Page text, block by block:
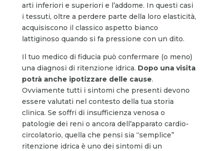
arti inferiori e superiori e l’addome. In questi casi
i tessuti, oltre a perdere parte della loro elasticità,
acquisiscono il classico aspetto bianco
lattiginoso quando si fa pressione con un dito.
Il tuo medico di fiducia può confermare (o meno)
una diagnosi di ritenzione idrica. Dopo una visita
potrà anche ipotizzare delle cause.
Ovviamente tutti i sintomi che presenti devono
essere valutati nel contesto della tua storia
clinica. Se soffri di insufficienza venosa o
patologie dei reni o ancora dell’apparato cardio-
circolatorio, quella che pensi sia “semplice”
ritenzione idrica è uno dei sintomi di un